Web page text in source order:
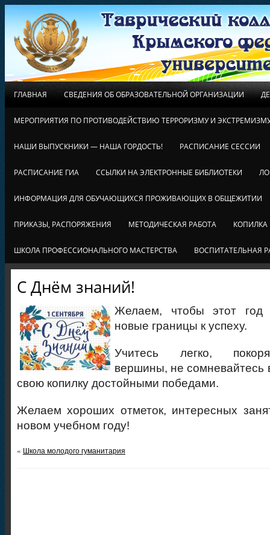
ГЛАВНАЯ СВЕДЕНИЯ ОБ ОБРАЗОВАТЕЛЬНОЙ ОРГАНИЗАЦИИ
МЕРОПРИЯТИЯ ПО ПРОТИВОДЕЙСТВИЮ ТЕРРОРИЗМУ И
НАШИ ВЫПУСКНИКИ — НАША ГОРДОСТЬ! РАСПИСАНИЕ СЕССИИ
РАСПИСАНИЕ ГИА ССЫЛКИ НА ЭЛЕКТРОННЫЕ БИБЛИОТЕКИ
ИНФОРМАЦИЯ ДЛЯ ОБУЧАЮЩИХСЯ ПРОЖИВАЮЩИХ В ОБЩЕЖИТИИ
ПРИКАЗЫ, РАСПОРЯЖЕНИЯ МЕТОДИЧЕСКАЯ РАБОТА КОПИЛКА
ШКОЛА ПРОФЕССИОНАЛЬНОГО МАСТЕРСТВА ВОСПИТАТЕЛЬНАЯ
С Днём знаний!
Желаем, чтобы этот год
новые границы к успеху.
Учитесь легко,
вершины, не сомневайтесь
свою копилку достойными победами.
Желаем хороших отметок, интересных
новом учебном году!
« Школа молодого гуманитария